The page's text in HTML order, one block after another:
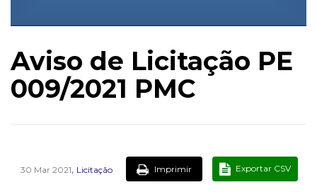
Aviso de Licitação PE
009/2021 PMC
30 Mar 2021, Licitação Imprimir Exportar CSV